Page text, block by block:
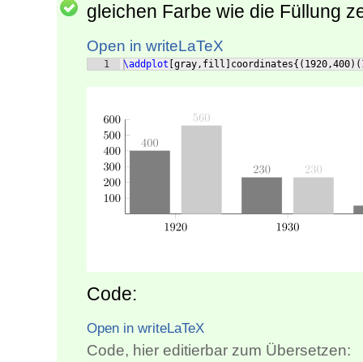
gleichen Farbe wie die Füllung
Open in writeLaTeX
1 \addplot gray,fill coordinates{( 1920,400) (
Code:
Open in writeLaTeX
Code, hier editierbar zum Übersetzen: